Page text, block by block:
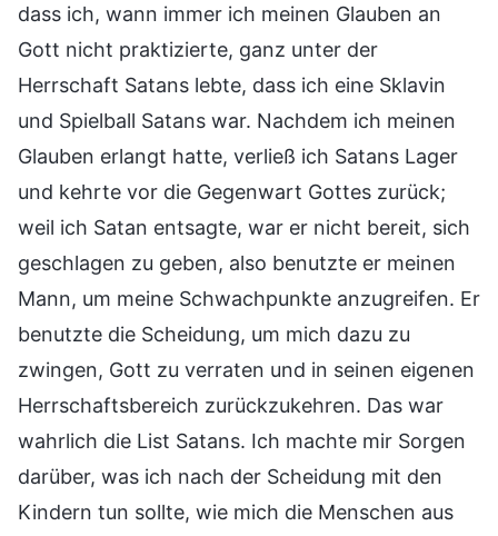
dass ich, wann immer ich meinen Glauben an
Gott nicht praktizierte, ganz unter der
Herrschaft Satans lebte, dass ich eine Sklavin
und Spielball Satans war. Nachdem ich meinen
Glauben erlangt hatte, verließ ich Satans Lager
und kehrte vor die Gegenwart Gottes zurück;
weil ich Satan entsagte, war er nicht bereit, sich
geschlagen zu geben, also benutzte er meinen
Mann, um meine Schwachpunkte anzugreifen. Er
benutzte die Scheidung, um mich dazu zu
zwingen, Gott zu verraten und in seinen eigenen
Herrschaftsbereich zurückzukehren. Das war
wahrlich die List Satans. Ich machte mir Sorgen
darüber, was ich nach der Scheidung mit den
Kindern tun sollte, wie mich die Menschen aus